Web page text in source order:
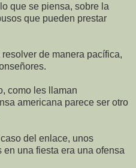
que se piensa, sobre la
que pueden prestar
de manera pacífica,
como les llaman
americana parece ser otro
del enlace, unos
una fiesta era una ofensa